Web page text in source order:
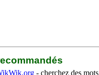
- cherchez des